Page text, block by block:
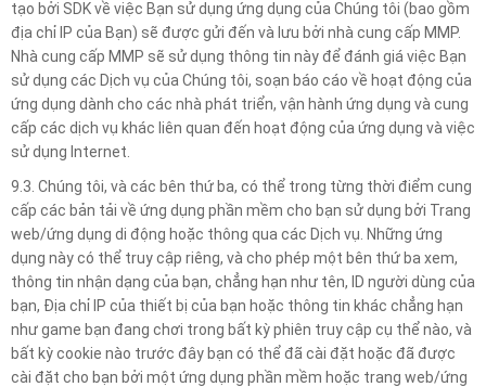
tạo bởi SDK về việc Bạn sử dụng ứng dụng của Chúng tôi (bao gồm
địa chỉ IP của Bạn) sẽ được gửi đến và lưu bởi nhà cung cấp MMP.
Nhà cung cấp MMP sẽ sử dụng thông tin này để đánh giá việc Bạn
sử dụng các Dịch vụ của Chúng tôi, soạn báo cáo về hoạt động của
ứng dụng dành cho các nhà phát triển, vận hành ứng dụng và cung
cấp các dịch vụ khác liên quan đến hoạt động của ứng dụng và việc
sử dụng Internet.
9.3. Chúng tôi, và các bên thứ ba, có thể trong từng thời điểm cung
cấp các bản tải về ứng dụng phần mềm cho bạn sử dụng bởi Trang
web/ứng dụng di động hoặc thông qua các Dịch vụ. Những ứng
dụng này có thể truy cập riêng, và cho phép một bên thứ ba xem,
thông tin nhận dạng của bạn, chẳng hạn như tên, ID người dùng của
bạn, Địa chỉ IP của thiết bị của bạn hoặc thông tin khác chẳng hạn
như game bạn đang chơi trong bất kỳ phiên truy cập cụ thể nào, và
bất kỳ cookie nào trước đây bạn có thể đã cài đặt hoặc đã được
cài đặt cho bạn bởi một ứng dụng phần mềm hoặc trang web/ứng